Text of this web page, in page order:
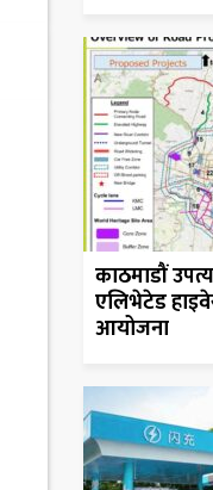
काठमाडौं
एलिभेटेड
आयोजना